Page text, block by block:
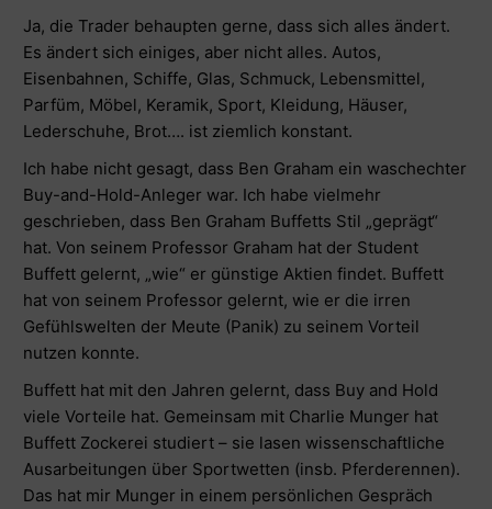
Ja, die Trader behaupten gerne, dass sich alles ändert.
Es ändert sich einiges, aber nicht alles. Autos,
Eisenbahnen, Schiffe, Glas, Schmuck, Lebensmittel,
Parfüm, Möbel, Keramik, Sport, Kleidung, Häuser,
Lederschuhe, Brot…. ist ziemlich konstant.
Ich habe nicht gesagt, dass Ben Graham ein waschechter
Buy-and-Hold-Anleger war. Ich habe vielmehr
geschrieben, dass Ben Graham Buffetts Stil „geprägt“
hat. Von seinem Professor Graham hat der Student
Buffett gelernt, „wie“ er günstige Aktien findet. Buffett
hat von seinem Professor gelernt, wie er die irren
Gefühlswelten der Meute (Panik) zu seinem Vorteil
nutzen konnte.
Buffett hat mit den Jahren gelernt, dass Buy and Hold
viele Vorteile hat. Gemeinsam mit Charlie Munger hat
Buffett Zockerei studiert – sie lasen wissenschaftliche
Ausarbeitungen über Sportwetten (insb. Pferderennen).
Das hat mir Munger in einem persönlichen Gespräch